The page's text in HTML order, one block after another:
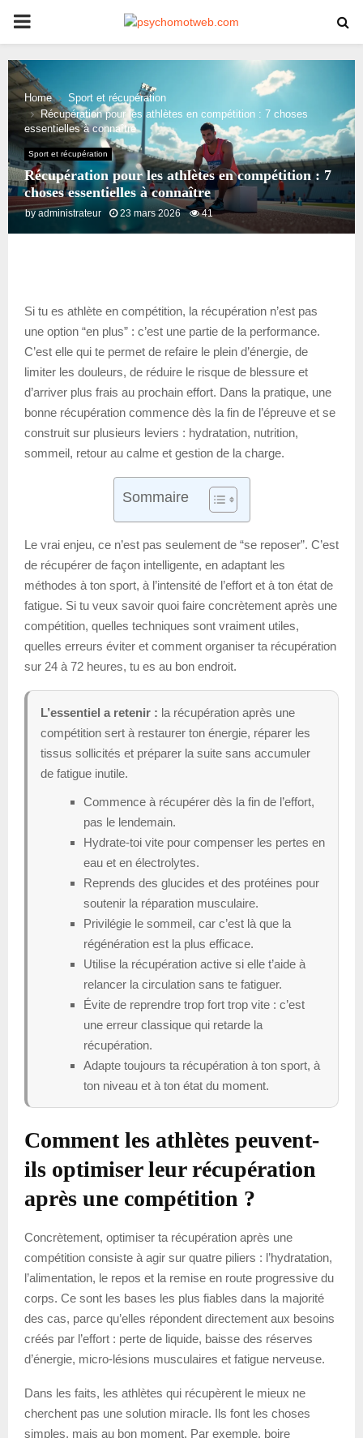
PRIMARY
MENU
Home
Sport et récupération
Récupération pour les athlètes en compétition : 7 choses
essentielles à connaître
Sport et récupération
Récupération pour les athlètes en compétition : 7
choses essentielles à connaître
byadministrateur 23 mars 2026 41
Si tu es athlète en compétition, la récupération n’est pas
une option “en plus” : c’est une partie de la performance.
C’est elle qui te permet de refaire le plein d’énergie, de
limiter les douleurs, de réduire le risque de blessure et
d’arriver plus frais au prochain effort. Dans la pratique, une
bonne récupération commence dès la fin de l’épreuve et se
construit sur plusieurs leviers : hydratation, nutrition,
sommeil, retour au calme et gestion de la charge.
Sommaire
Le vrai enjeu, ce n’est pas seulement de “se reposer”. C’est
de récupérer de façon intelligente, en adaptant les
méthodes à ton sport, à l’intensité de l’effort et à ton état de
fatigue. Si tu veux savoir quoi faire concrètement après une
compétition, quelles techniques sont vraiment utiles,
quelles erreurs éviter et comment organiser ta récupération
sur 24 à 72 heures, tu es au bon endroit.
L’essentiel a retenir : la récupération après une
compétition sert à restaurer ton énergie, réparer les
tissus sollicités et préparer la suite sans accumuler
de fatigue inutile.
Commence à récupérer dès la fin de l’effort,
pas le lendemain.
Hydrate-toi vite pour compenser les pertes en
eau et en électrolytes.
Reprends des glucides et des protéines pour
soutenir la réparation musculaire.
Privilégie le sommeil, car c’est là que la
régénération est la plus efficace.
Utilise la récupération active si elle t’aide à
relancer la circulation sans te fatiguer.
Évite de reprendre trop fort trop vite : c’est
une erreur classique qui retarde la
récupération.
Adapte toujours ta récupération à ton sport, à
ton niveau et à ton état du moment.
Comment les athlètes peuvent-
ils optimiser leur récupération
après une compétition ?
Concrètement, optimiser ta récupération après une
compétition consiste à agir sur quatre piliers : l’hydratation,
l’alimentation, le repos et la remise en route progressive du
corps. Ce sont les bases les plus fiables dans la majorité
des cas, parce qu’elles répondent directement aux besoins
créés par l’effort : perte de liquide, baisse des réserves
d’énergie, micro-lésions musculaires et fatigue nerveuse.
Dans les faits, les athlètes qui récupèrent le mieux ne
cherchent pas une solution miracle. Ils font les choses
simples, mais au bon moment. Par exemple, boire